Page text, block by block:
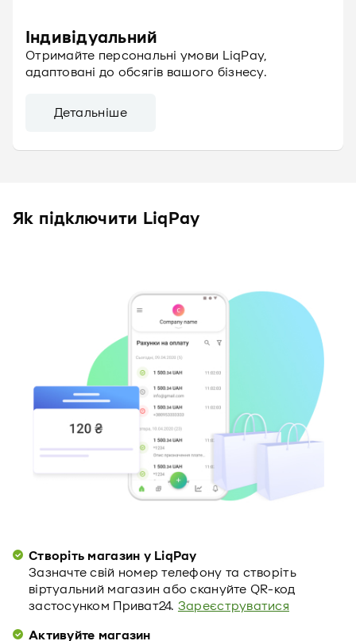
Індивідуальний
Отримайте персональні умови LiqPay,
адаптовані до обсягів вашого бізнесу.
Детальніше
Як підключити LiqPay
Створіть магазин у LiqPay
Зазначте свій номер телефону та створіть
віртуальний магазин або скануйте QR-код
застосунком Приват24. Зареєструватися
Активуйте магазин